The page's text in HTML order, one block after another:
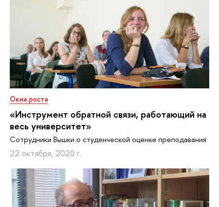
Окна роста
«Инструмент обратной связи, работающий на
весь университет»
Сотрудники Вышки о студенческой оценке преподавания
22 октября, 2020 г.